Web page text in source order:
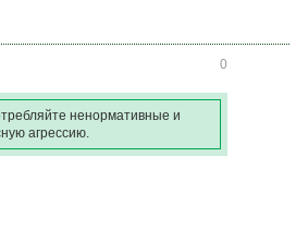
0
ненормативные и
агрессию.